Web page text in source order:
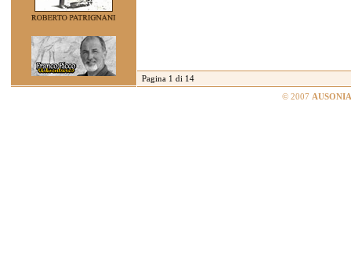
Pagina 1 di 14
© 2007